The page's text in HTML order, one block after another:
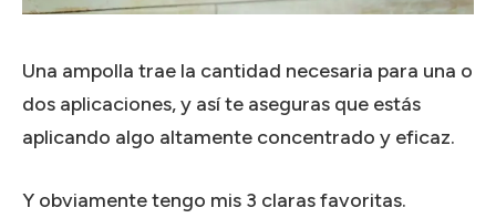
Una ampolla trae la cantidad necesaria para una o
dos aplicaciones, y así te aseguras que estás
aplicando algo altamente concentrado y eficaz.
Y obviamente tengo mis 3 claras favoritas.